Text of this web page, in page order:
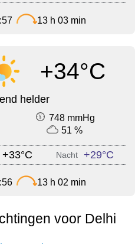
13 h 03 min
+34°C
helder
748 mmHg
51 %
+33°C Nacht +29°C
13 h 02 min
voor Delhi